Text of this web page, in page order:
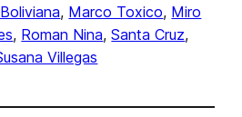
, Marco Toxico, Miro
, Roman Nina, Santa Cruz
Villegas